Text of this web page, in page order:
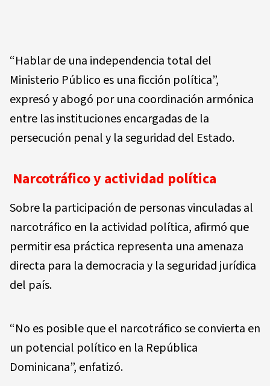
“Hablar de una independencia total del
Ministerio Público es una ficción política”,
expresó y abogó por una coordinación armónica
entre las instituciones encargadas de la
persecución penal y la seguridad del Estado.
Narcotráfico y actividad política
Sobre la participación de personas vinculadas al
narcotráfico en la actividad política, afirmó que
permitir esa práctica representa una amenaza
directa para la democracia y la seguridad jurídica
del país.
“No es posible que el narcotráfico se convierta en
un potencial político en la República
Dominicana”, enfatizó.